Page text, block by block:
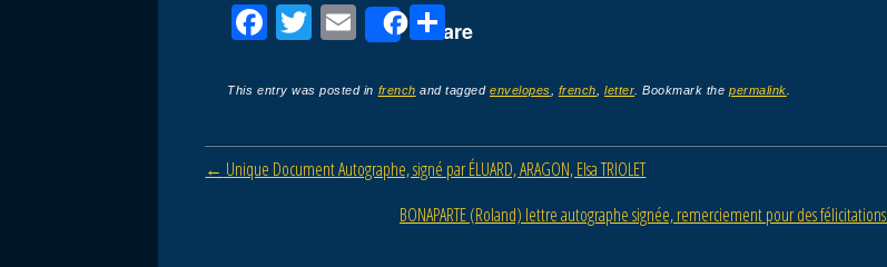
F
c
b
T
tt
E
ail
Share
P
ta
er
This entry was posted in french and tagged envelopes french ,letter . Bookmark thepermalink
Post navigation
← Unique Document Autographe, signé par ÉLUARD, ARAGON, Elsa TRIOLET
BONAPARTE (Roland) lettre autographe signée, remerciement pour des félicitations